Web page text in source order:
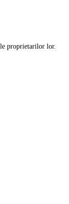
proprietarilor lor.